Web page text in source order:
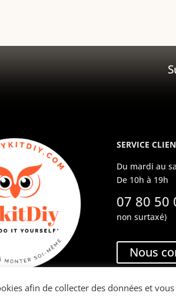
SERVICE
Du mardi au
De 10h à 19h
07 80 50
non surtaxé)
Nous
afin de collecter des données et